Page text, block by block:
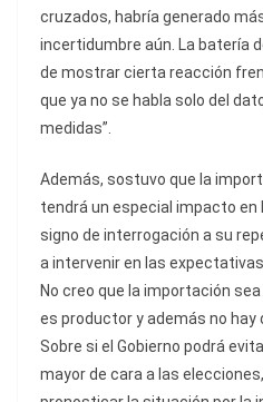
cruzados, habría generado
incertidumbre aún. La batería
de mostrar cierta reacción
que ya no se habla solo del
medidas”.
Además, sostuvo que la
tendrá un especial impacto en
signo de interrogación a su
a intervenir en las
No creo que la importación
es productor y además no hay
Sobre si el Gobierno podrá
mayor de cara a las